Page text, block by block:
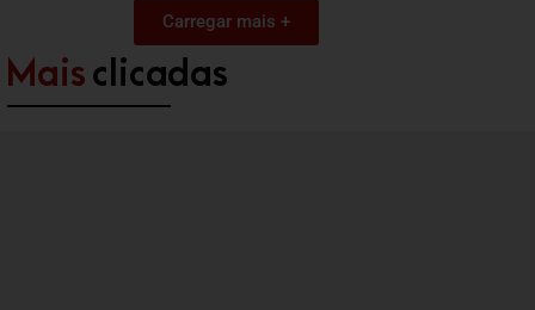
Carregar mais +
Mais clicadas